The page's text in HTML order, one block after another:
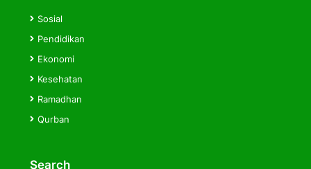
Sosial
Pendidikan
Ekonomi
Kesehatan
Ramadhan
Qurban
Search